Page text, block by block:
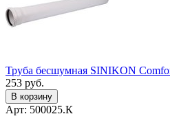
Труба бесшумная SINIKON
253 руб.
В корзину
Арт: 500025.К